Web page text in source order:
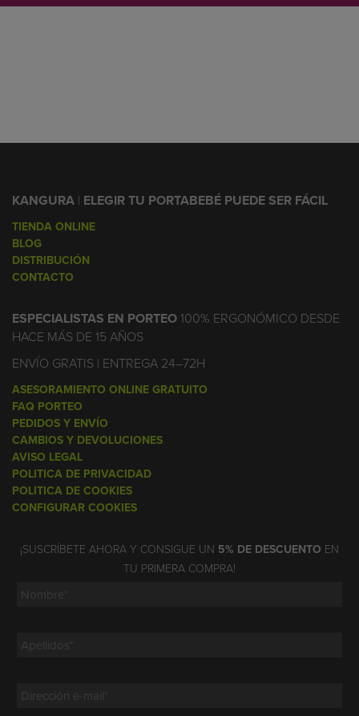
KANGURA | ELEGIR TU PORTABEBÉ PUEDE SER FÁCIL
TIENDA ONLINE
BLOG
DISTRIBUCIÓN
CONTACTO
ESPECIALISTAS EN PORTEO100% ERGONÓMICO DESDE
HACE MÁS DE 15 AÑOS
ENVÍO GRATIS | ENTREGA 24–72H
ASESORAMIENTO ONLINE GRATUITO
FAQ PORTEO
PEDIDOS Y ENVÍO
CAMBIOS Y DEVOLUCIONES
AVISO LEGAL
POLITICA DE PRIVACIDAD
POLITICA DE COOKIES
CONFIGURAR COOKIES
¡SUSCRÍBETE AHORA Y CONSIGUE UN 5% DE DESCUENTO EN
TU PRIMERA COMPRA!